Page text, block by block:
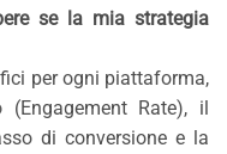
se la mia strategia
per ogni piattaforma,
Rate), il
di conversione e la